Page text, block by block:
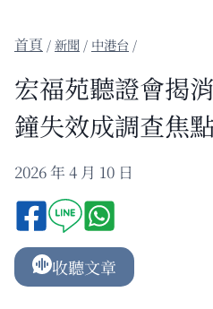
/新聞 / 中港台 /
宏福苑聽證會揭
鐘失效成調查焦點
2026 年 4 月 10 日
收聽文章